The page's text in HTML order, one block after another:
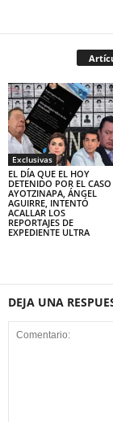
Exclusivas
EL DÍA QUE EL HOY
DETENIDO POR EL CASO
AYOTZINAPA, ÁNGEL
AGUIRRE, INTENTÓ
ACALLAR LOS
REPORTAJES DE
EXPEDIENTE ULTRA
DEJA UNA